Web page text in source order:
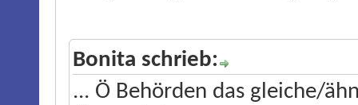
Bonita schrieb:
... Ö Behörden das gleiche/